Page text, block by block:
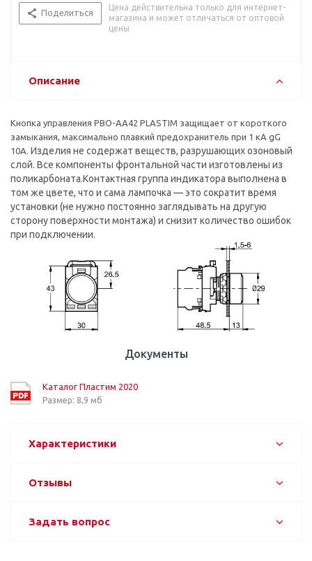
Поделиться
Цена действительна только для интернет-
магазина и может отличаться от оптовой
цены
Описание
Кнопка управления PBO-AA42 PLASTIM защищает от короткого
замыкания, максимально плавкий предохранитель при 1 кА gG
10А. Изделия не содержат веществ, разрушающих озоновый
слой. Все компоненты фронтальной части изготовлены из
поликарбоната.Контактная группа индикатора выполнена в
том же цвете, что и сама лампочка — это сократит время
установки (не нужно постоянно заглядывать на другую
сторону поверхности монтажа) и снизит количество ошибок
при подключении.
Документы
Каталог Пластим 2020
Размер: 8,9 мб
Характеристики
Отзывы
Задать вопрос